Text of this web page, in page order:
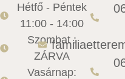
Hétfő - Péntek
11:00 - 14:00
Szombat :
ZÁRVA
Vasárnap: